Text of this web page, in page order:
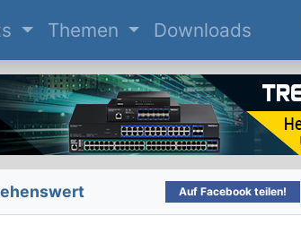
Themen Downloads
Auf Facebook teilen!